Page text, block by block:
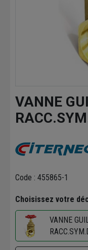
VANNE
Code : 455865-1
Choisissez votre
VANNE